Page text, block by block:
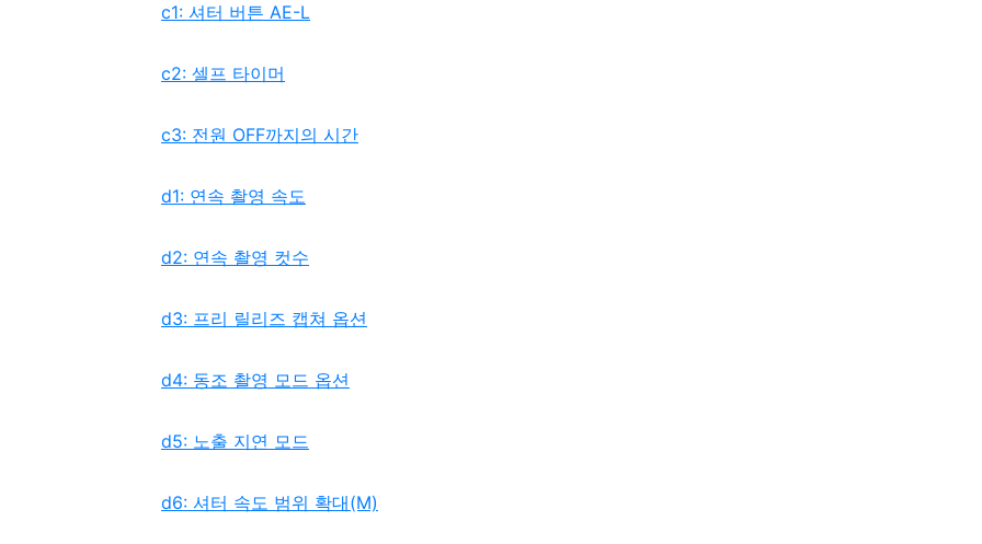
c1: 셔터 버튼 AE-L
c2: 셀프 타이머
c3: 전원 OFF까지의 시간
d1: 연속 촬영 속도
d2: 연속 촬영 컷수
d3: 프리 릴리즈 캡쳐 옵션
d4: 동조 촬영 모드 옵션
d5: 노출 지연 모드
d6: 셔터 속도 범위 확대(M)